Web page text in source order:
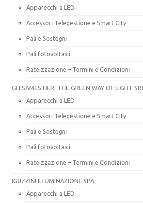
Apparecchi a LED
Accessori Telegestione e Smart City
Pali e Sostegni
Pali fotovoltaici
Rateizzazione – Termini e Condizioni
GHISAMESTIERI THE GREEN WAY OF LIGHT SRL
Apparecchi a LED
Accessori Telegestione e Smart City
Pali e Sostegni
Pali fotovoltaici
Rateizzazione – Termini e Condizioni
IGUZZINI ILLUMINAZIONE SPA
Apparecchi a LED